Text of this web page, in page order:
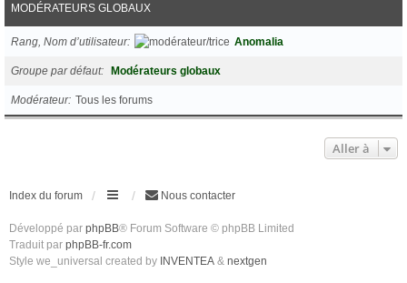
MODÉRATEURS GLOBAUX
Rang, Nom d’utilisateur Anomalia
Groupe par défaut Modérateurs globaux
Modérateur Tous les forums
Aller à
Index du forum Nous contacter
Développé par phpBB® Forum Software © phpBB Limited
Traduit par phpBB-fr.com
Style we_universal created by INVENTEA & nextgen